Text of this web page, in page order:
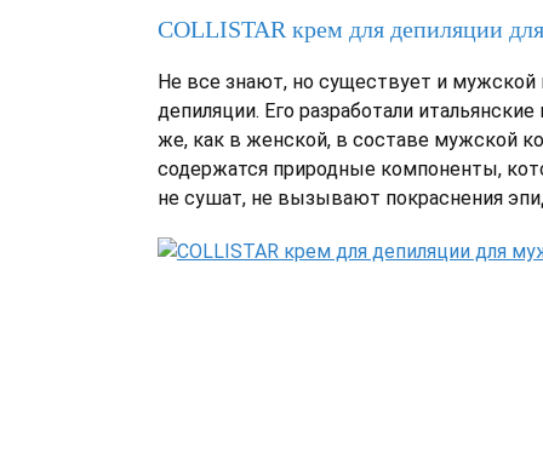
COLLISTAR крем для депиляции
Не все знают, но существует и мужской
депиляции. Его разработали
же, как в женской, в составе мужской
содержатся природные компоненты,
не сушат, не вызывают покраснения